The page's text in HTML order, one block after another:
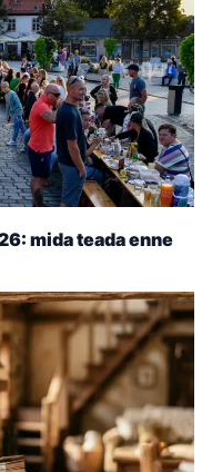
mida teada enne